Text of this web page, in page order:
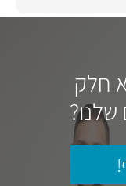
חלק